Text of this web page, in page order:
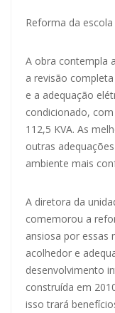
Reforma da escola
A obra contempla
a revisão
e a adequação
condicionado,
112,5 KVA. As
outras
ambiente mais
A diretora da
comemorou a
ansiosa por essas
acolhedor e
desenvolvimento
construída em
isso trará